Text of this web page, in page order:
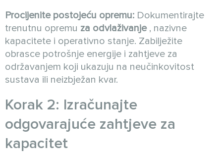
Procijenite postojeću opremu: Dokumentirajte
trenutnu opremu za odvlaživanje, nazivne
kapacitete i operativno stanje. Zabilježite
obrasce potrošnje energije i zahtjeve za
održavanjem koji ukazuju na neučinkovitost
sustava ili neizbježan kvar.
Korak 2: Izračunajte
odgovarajuće zahtjeve za
kapacitet